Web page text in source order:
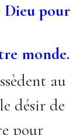
Dieu pour
monde.
au
désir de
pour